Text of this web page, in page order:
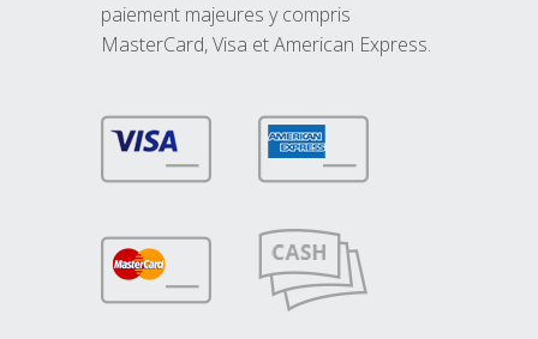
paiement majeures y compris
MasterCard, Visa et American Express.